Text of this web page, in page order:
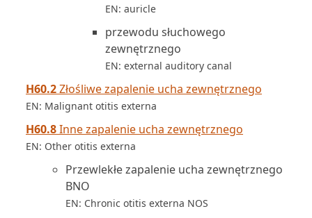
EN: auricle
przewodu słuchowego
zewnętrznego
EN: external auditory canal
H60.2Złośliwe zapalenie ucha zewnętrznego
EN: Malignant otitis externa
H60.8Inne zapalenie ucha zewnętrznego
EN: Other otitis externa
Przewlekłe zapalenie ucha zewnętrznego
BNO
EN: Chronic otitis externa NOS